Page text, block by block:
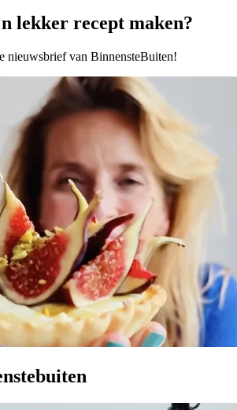
lekker recept maken?
nieuwsbrief van BinnensteBuiten!